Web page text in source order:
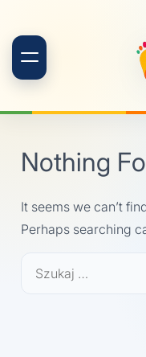
content
Nothing
It seems we can’t
Perhaps searching